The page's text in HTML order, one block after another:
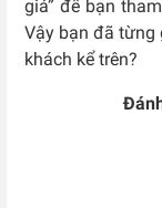
giá” để bạn
Vậy bạn đã từng
khách kể trên?